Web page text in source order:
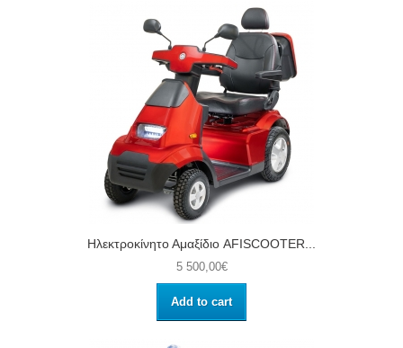
Ηλεκτροκίνητο Αμαξίδιο AFISCOOTER...
5 500,00€
Add to cart